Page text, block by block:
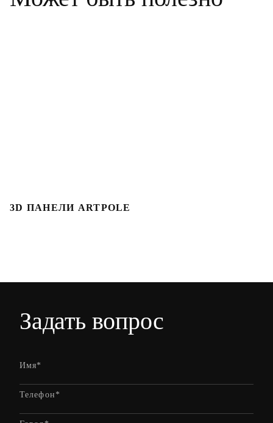
3D ПАНЕЛИ ARTPOLE
Задать вопрос